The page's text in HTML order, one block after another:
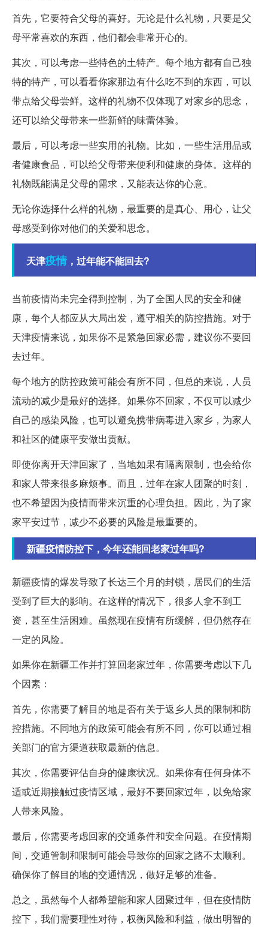
首先，它要符合父母的喜好。无论是什么礼物，只要是父
母平常喜欢的东西，他们都会非常开心的。
其次，可以考虑一些特色的土特产。每个地方都有自己独
特的特产，可以看看你家那边有什么吃不到的东西，可以
带点给父母尝鲜。这样的礼物不仅体现了对家乡的思念，
还可以给父母带来一些新鲜的味蕾体验。
最后，可以考虑一些实用的礼物。比如，一些生活用品或
者健康食品，可以给父母带来便利和健康的身体。这样的
礼物既能满足父母的需求，又能表达你的心意。
无论你选择什么样的礼物，最重要的是真心、用心，让父
母感受到你对他们的关爱和思念。
天津疫情 ，过年能不能回去?
当前疫情尚未完全得到控制，为了全国人民的安全和健
康，每个人都应从大局出发，遵守相关的防控措施。对于
天津疫情来说，如果你不是紧急回家必需，建议你不要回
去过年。
每个地方的防控政策可能会有所不同，但总的来说，人员
流动的减少是最好的选择。如果你不回家，不仅可以减少
自己的感染风险，也可以避免携带病毒进入家乡，为家人
和社区的健康平安做出贡献。
即使你离开天津回家了，当地如果有隔离限制，也会给你
和家人带来很多麻烦事。而且，过年在家人团聚的时刻，
也不希望因为疫情而带来沉重的心理负担。因此，为了家
家平安过节，减少不必要的风险是最重要的。
新疆疫情防控下，今年还能回老家过年吗?
新疆疫情的爆发导致了长达三个月的封锁，居民们的生活
受到了巨大的影响。在这样的情况下，很多人拿不到工
资，甚至生活困难。虽然现在疫情有所缓解，但仍然存在
一定的风险。
如果你在新疆工作并打算回老家过年，你需要考虑以下几
个因素：
首先，你需要了解目的地是否有关于返乡人员的限制和防
控措施。不同地方的政策可能会有所不同，你可以通过相
关部门的官方渠道获取最新的信息。
其次，你需要评估自身的健康状况。如果你有任何身体不
适或近期接触过疫情区域，最好不要回家过年，以免给家
人带来风险。
最后，你需要考虑回家的交通条件和安全问题。在疫情期
间，交通管制和限制可能会导致你的回家之路不太顺利。
确保你了解目的地的交通情况，做好足够的准备。
总之，虽然每个人都希望能和家人团聚过年，但在疫情防
控下，我们需要理性对待，权衡风险和利益，做出明智的